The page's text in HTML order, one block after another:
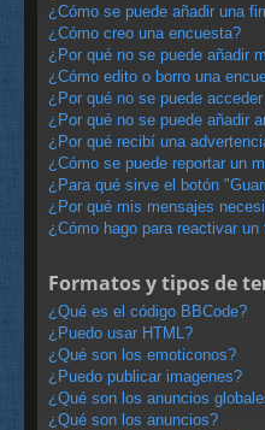
¿Cómo se puede añadir una
¿Cómo creo una encuesta?
¿Por qué no se puede añadir
¿Cómo edito o borro una
¿Por qué no se puede
¿Por qué no se puede añadir
¿Por qué recibí una
¿Cómo se puede reportar un
¿Para qué sirve el botón
¿Por qué mis mensajes
¿Cómo hago para reactivar un
Formatos y tipos de
¿Qué es el código BBCode?
¿Puedo usar HTML?
¿Qué son los emoticonos?
¿Puedo publicar imagenes?
¿Qué son los anuncios
¿Qué son los anuncios?